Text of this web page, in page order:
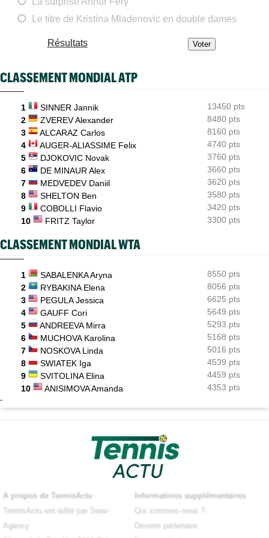
Gabriel Debru retourne aux USA, son coach avait une autre
ATP - Montréal
ATP - Montréal
08/08
Jeunes
Le Cap d'Agde offre une route directe vers le prestigieux
Orange Bowl
Le titre de Kristina Mladenovic en double dames
Résultats
CLASSEMENT MONDIAL ATP
1 SINNER Jannik
13450 pts
2
ZVEREV Alexander
8480 pts
3
ALCARAZ Carlos
8160 pts
4
AUGER-ALIASSIME Felix
4740 pts
5
DJOKOVIC Novak
3760 pts
6
DE MINAUR Alex
3660 pts
7
MEDVEDEV Daniil
3620 pts
8
SHELTON Ben
3580 pts
9
COBOLLI Flavio
3420 pts
10
FRITZ Taylor 3300 pts
CLASSEMENT MONDIAL WTA
1 SABALENKA Aryna
8550 pts
2
RYBAKINA Elena
8056 pts
3
PEGULA Jessica
6625 pts
4
GAUFF Cori
5649 pts
5
ANDREEVA Mirra
5293 pts
6
MUCHOVA Karolina
5168 pts
7
NOSKOVA Linda
5016 pts
8
SWIATEK Iga
4539 pts
9
SVITOLINA Elina
4459 pts
10
ANISIMOVA Amanda 4353 pts
-
A propos de TennisActu
TennisActu est édité par Swar-
Agency
Informations supplémentaires
Qui sommes-nous ?
Devenir partenaire